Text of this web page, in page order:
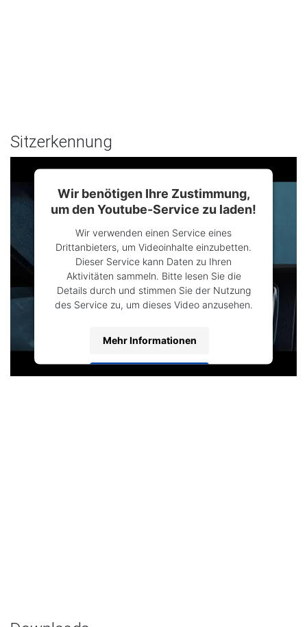
Sitzerkennung
Wir benötigen Ihre Zustimmung,
um den Youtube-Service zu laden!
Wir verwenden einen Service eines
Drittanbieters, um Videoinhalte einzubetten.
Dieser Service kann Daten zu Ihren
Aktivitäten sammeln. Bitte lesen Sie die
Details durch und stimmen Sie der Nutzung
des Service zu, um dieses Video anzusehen.
Mehr Informationen
Akzeptieren